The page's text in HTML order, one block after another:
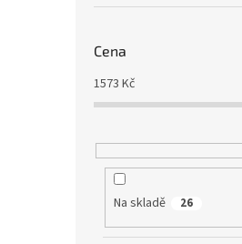
Cena
1573 Kč
Na skladě 26